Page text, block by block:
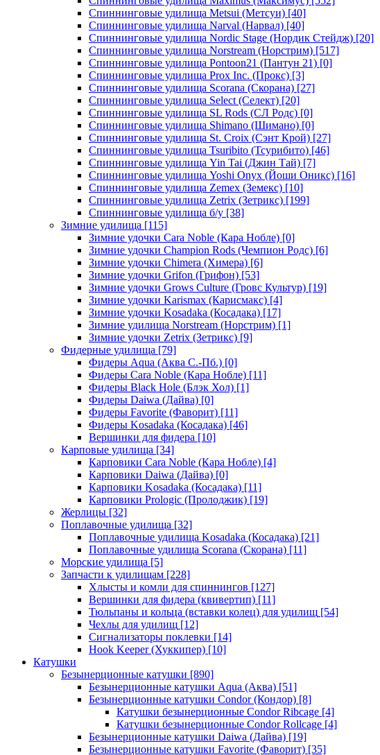
Спиннинговые удилища Metsui (Метсуи) [40]
Спиннинговые удилища Narval (Нарвал) [40]
Спиннинговые удилища Nordic Stage (Нордик Стейдж) [20]
Спиннинговые удилища Norstream (Норстрим) [517]
Спиннинговые удилища Pontoon21 (Пантун 21) [0]
Спиннинговые удилища Prox Inc. (Прокс) [3]
Спиннинговые удилища Scorana (Скорана) [27]
Спиннинговые удилища Select (Селект) [20]
Спиннинговые удилища SL Rods (СЛ Родс) [0]
Спиннинговые удилища Shimano (Шимано) [0]
Спиннинговые удилища St. Croix (Сэнт Крой) [27]
Спиннинговые удилища Tsuribito (Тсурибито) [46]
Спиннинговые удилища Yin Tai (Джин Тай) [7]
Спиннинговые удилища Yoshi Onyx (Йоши Оникс) [16]
Спиннинговые удилища Zemex (Земекс) [10]
Спиннинговые удилища Zetrix (Зетрикс) [199]
Спиннинговые удилища б/у [38]
Зимние удилища [115]
Зимние удочки Cara Noble (Кара Нобле) [0]
Зимние удочки Champion Rods (Чемпион Родс) [6]
Зимние удочки Chimera (Химера) [6]
Зимние удочки Grifon (Грифон) [53]
Зимние удочки Grows Culture (Гровс Культур) [19]
Зимние удочки Karismax (Карисмакс) [4]
Зимние удочки Kosadaka (Косадака) [17]
Зимние удилища Norstream (Норстрим) [1]
Зимние удочки Zetrix (Зетрикс) [9]
Фидерные удилища [79]
Фидеры Aqua (Аква С.-Пб.) [0]
Фидеры Cara Noble (Кара Нобле) [11]
Фидеры Black Hole (Блэк Хол) [1]
Фидеры Daiwa (Дайва) [0]
Фидеры Favorite (Фаворит) [11]
Фидеры Kosadaka (Косадака) [46]
Вершинки для фидера [10]
Карповые удилища [34]
Карповики Cara Noble (Кара Нобле) [4]
Карповики Daiwa (Дайва) [0]
Карповики Kosadaka (Косадака) [11]
Карповики Prologic (Пролоджик) [19]
Жерлицы [32]
Поплавочные удилища [32]
Поплавочные удилища Kosadaka (Косадака) [21]
Поплавочные удилища Scorana (Скорана) [11]
Морские удилища [5]
Запчасти к удилищам [228]
Хлысты и комли для спиннингов [127]
Вершинки для фидера (квивертип) [11]
Тюльпаны и кольца (вставки колец) для удилищ [54]
Чехлы для удилищ [12]
Сигнализаторы поклевки [14]
Hook Keeper (Хуккипер) [10]
Катушки
Безынерционные катушки [890]
Безынерционные катушки Aqua (Аква) [51]
Безынерционные катушки Condor (Кондор) [8]
Катушки безынерционные Condor Ribcage [4]
Катушки безынерционные Condor Rollcage [4]
Безынерционные катушки Daiwa (Дайва) [19]
Безынерционные катушки Favorite (Фаворит) [35]